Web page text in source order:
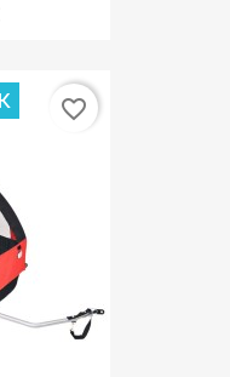
favorite_border